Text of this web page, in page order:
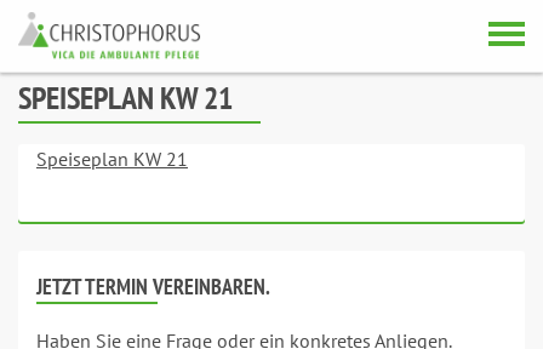
Skip to content
SPEISEPLAN KW 21
Speiseplan KW 21
JETZT TERMIN VEREINBAREN.
Haben Sie eine Frage oder ein konkretes Anliegen.